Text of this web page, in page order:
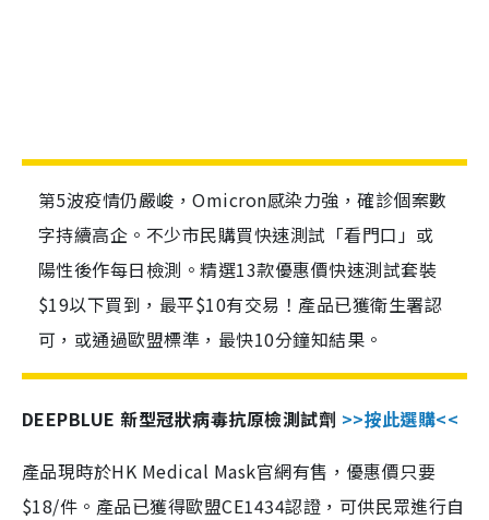
第5波疫情仍嚴峻，Omicron感染力強，確診個案數
字持續高企。不少市民購買快速測試「看門口」或
陽性後作每日檢測。精選13款優惠價快速測試套裝
$19以下買到，最平$10有交易！產品已獲衛生署認
可，或通過歐盟標準，最快10分鐘知結果。
DEEPBLUE 新型冠狀病毒抗原檢測試劑 >>按此選購<<
產品現時於HK Medical Mask官網有售，優惠價只要
$18/件。產品已獲得歐盟CE1434認證，可供民眾進行自